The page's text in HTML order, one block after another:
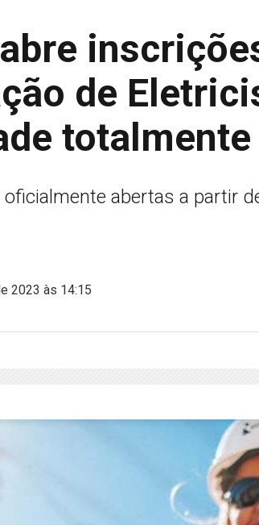
de
abertas a partir
2023 às 14:15